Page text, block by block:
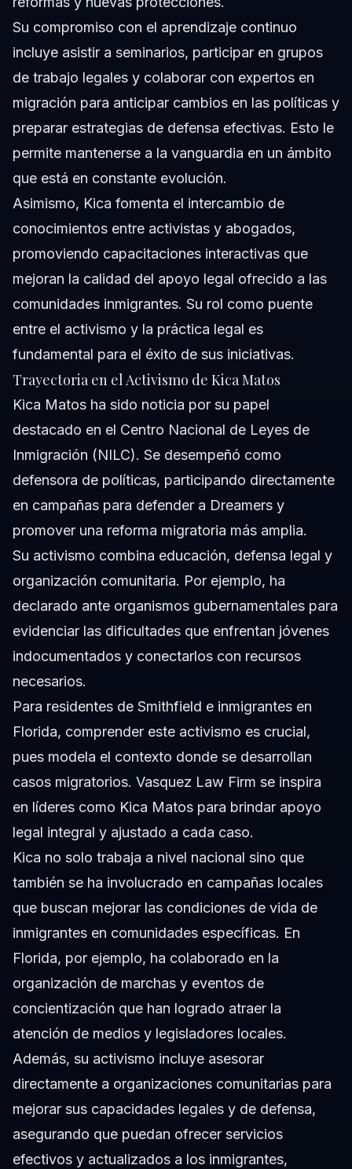
Su compromiso con el aprendizaje continuo
incluye asistir a seminarios, participar en grupos
de trabajo legales y colaborar con expertos en
migración para anticipar cambios en las políticas y
preparar estrategias de defensa efectivas. Esto le
permite mantenerse a la vanguardia en un ámbito
que está en constante evolución.
Asimismo, Kica fomenta el intercambio de
conocimientos entre activistas y abogados,
promoviendo capacitaciones interactivas que
mejoran la calidad del apoyo legal ofrecido a las
comunidades inmigrantes. Su rol como puente
entre el activismo y la práctica legal es
fundamental para el éxito de sus iniciativas.
Trayectoria en el Activismo de Kica Matos
Kica Matos ha sido noticia por su papel
destacado en el Centro Nacional de Leyes de
Inmigración (NILC). Se desempeñó como
defensora de políticas, participando directamente
en campañas para defender a Dreamers y
promover una reforma migratoria más amplia.
Su activismo combina educación, defensa legal y
organización comunitaria. Por ejemplo, ha
declarado ante organismos gubernamentales para
evidenciar las dificultades que enfrentan jóvenes
indocumentados y conectarlos con recursos
necesarios.
Para residentes de Smithfield e inmigrantes en
Florida, comprender este activismo es crucial,
pues modela el contexto donde se desarrollan
casos migratorios. Vasquez Law Firm se inspira
en líderes como Kica Matos para brindar apoyo
legal integral y ajustado a cada caso.
Kica no solo trabaja a nivel nacional sino que
también se ha involucrado en campañas locales
que buscan mejorar las condiciones de vida de
inmigrantes en comunidades específicas. En
Florida, por ejemplo, ha colaborado en la
organización de marchas y eventos de
concientización que han logrado atraer la
atención de medios y legisladores locales.
Además, su activismo incluye asesorar
directamente a organizaciones comunitarias para
mejorar sus capacidades legales y de defensa,
asegurando que puedan ofrecer servicios
efectivos y actualizados a los inmigrantes,